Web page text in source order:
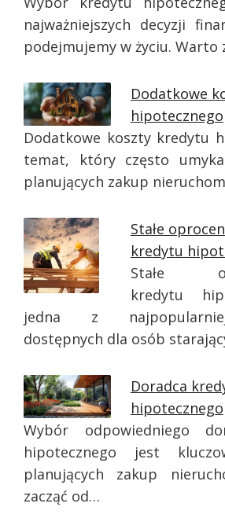
najważniejszych decyzji
podejmujemy w życiu. Warto
Dodatkowe
hipotecznego
Dodatkowe koszty kredytu
temat, który często
planujących zakup
Stałe
kredytu
Stałe
kredytu
jedna z
dostępnych dla osób
Doradca
hipotecznego
Wybór odpowiedniego
hipotecznego jest
planujących zakup
zacząć od…